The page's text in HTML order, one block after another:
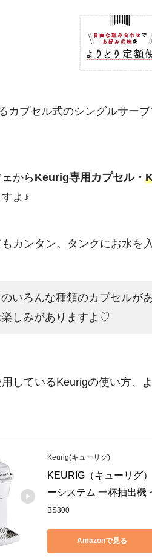
カプセル式のシングルサー
から Keurig専用カプセル・
よ♪
カンタン。タンクにお水を
いろんな種類のカプセルが
しみがありますよ♡
しているKeurigの使い方、
Keurig(キューリグ)
KEURIG（キューリグ
ーシステム 一杯抽出機
BS300
Amazonで見る